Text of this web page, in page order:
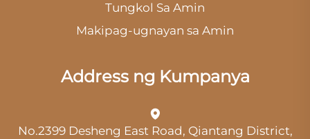
Tungkol Sa Amin
Makipag-ugnayan sa Amin
Address ng Kumpanya
No.2399 Desheng East Road, Qiantang District,